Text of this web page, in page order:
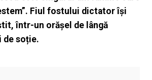
Fiul fostului dictator își
într-un orășel de lângă
de soție.